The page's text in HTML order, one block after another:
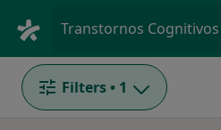
Filters • 1